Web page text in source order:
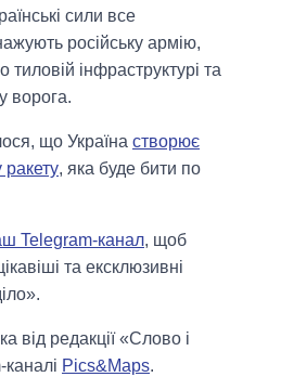
сили все
російську армію,
тиловій інфраструктурі та
ворога.
що Україна створює
ракету, яка буде бити по
Telegram-канал, щоб
та ексклюзивні
від редакції «Слово і
Pics&Maps.